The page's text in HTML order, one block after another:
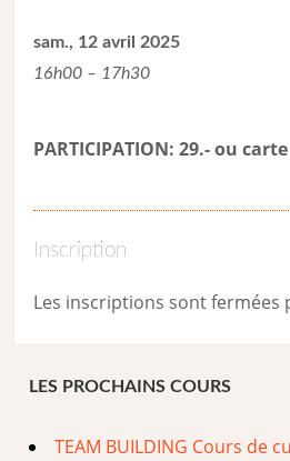
sam., 12 avril 2025
16h00 – 17h30
PARTICIPATION: 29.- ou
Inscription
Les inscriptions sont fermées
LES PROCHAINS COURS
TEAM BUILDING Cours de